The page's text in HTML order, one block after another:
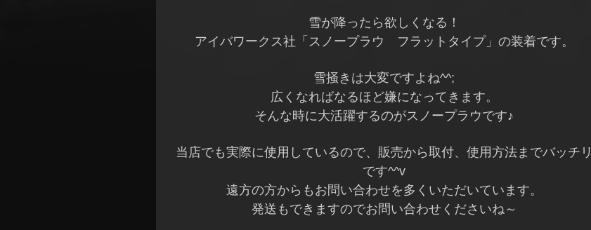
雪が降ったら欲しくなる！
アイバワークス社「スノープラウ フラットタイプ」の装着です。
雪掻きは大変ですよね^^;
広くなればなるほど嫌になってきます。
そんな時に大活躍するのがスノープラウです♪
当店でも実際に使用しているので、販売から取付、使用方法までバッチリ
です^^v
遠方の方からもお問い合わせを多くいただいています。
発送もできますのでお問い合わせくださいね～